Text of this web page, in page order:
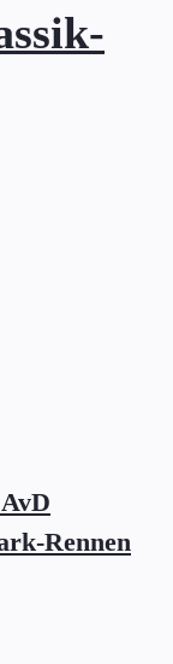
Rennen